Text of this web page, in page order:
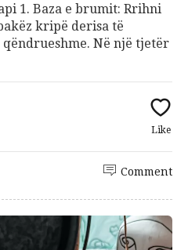
1. Baza e brumit: Rrihni
kripë derisa të
Në një tjetër
Like
Comment